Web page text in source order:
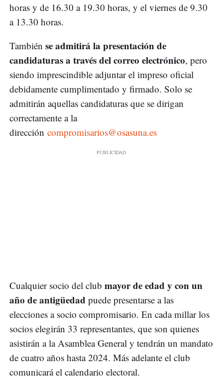
horas y de 16.30 a 19.30 horas, y el viernes de 9.30
a 13.30 horas.
También se admitirá la presentación de
candidaturas a través del correo electrónico, pero
siendo imprescindible adjuntar el impreso oficial
debidamente cumplimentado y firmado. Solo se
admitirán aquellas candidaturas que se dirigan
correctamente a la
dirección compromisarios@osasuna.es
Cualquier socio del club mayor de edad y con un
año de antigüedad puede presentarse a las
elecciones a socio compromisario. En cada millar los
socios elegirán 33 representantes, que son quienes
asistirán a la Asamblea General y tendrán un mandato
de cuatro años hasta 2024. Más adelante el club
comunicará el calendario electoral.